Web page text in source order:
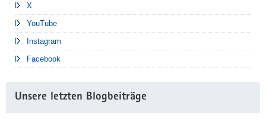
X
YouTube
Instagram
Facebook
Unsere letzten Blogbeiträge